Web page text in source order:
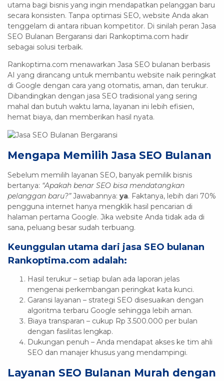
utama bagi bisnis yang ingin mendapatkan pelanggan baru
secara konsisten. Tanpa optimasi SEO, website Anda akan
tenggelam di antara ribuan kompetitor. Di sinilah peran Jasa
SEO Bulanan Bergaransi dari Rankoptima.com hadir
sebagai solusi terbaik.
Rankoptima.com menawarkan Jasa SEO bulanan berbasis
AI yang dirancang untuk membantu website naik peringkat
di Google dengan cara yang otomatis, aman, dan terukur.
Dibandingkan dengan jasa SEO tradisional yang sering
mahal dan butuh waktu lama, layanan ini lebih efisien,
hemat biaya, dan memberikan hasil nyata.
Mengapa Memilih Jasa SEO Bulanan
Sebelum memilih layanan SEO, banyak pemilik bisnis
bertanya: “Apakah benar SEO bisa mendatangkan
pelanggan baru?”Jawabannya: ya. Faktanya, lebih dari 70%
pengguna internet hanya mengklik hasil pencarian di
halaman pertama Google. Jika website Anda tidak ada di
sana, peluang besar sudah terbuang.
Keunggulan utama dari jasa SEO bulanan
Rankoptima.com adalah:
Hasil terukur – setiap bulan ada laporan jelas
mengenai perkembangan peringkat kata kunci.
Garansi layanan – strategi SEO disesuaikan dengan
algoritma terbaru Google sehingga lebih aman.
Biaya transparan – cukup Rp 3.500.000 per bulan
dengan fasilitas lengkap.
Dukungan penuh – Anda mendapat akses ke tim ahli
SEO dan manajer khusus yang mendampingi.
Layanan SEO Bulanan Murah dengan